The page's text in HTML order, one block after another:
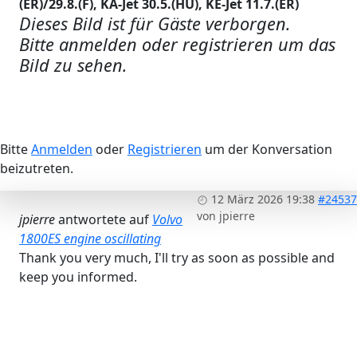
(ER)/29.8.(F), KA-Jet 30.5.(HU), KE-Jet 11.7.(ER)
Dieses Bild ist für Gäste verborgen.
Bitte anmelden oder registrieren um das
Bild zu sehen.
BitteAnmelden oder Registrieren um der Konversation
beizutreten.
12 März 2026 19:38 #24537
von jpierre
jpierreantwortete auf Volvo
1800ES engine oscillating
Thank you very much, I'll try as soon as possible and
keep you informed.